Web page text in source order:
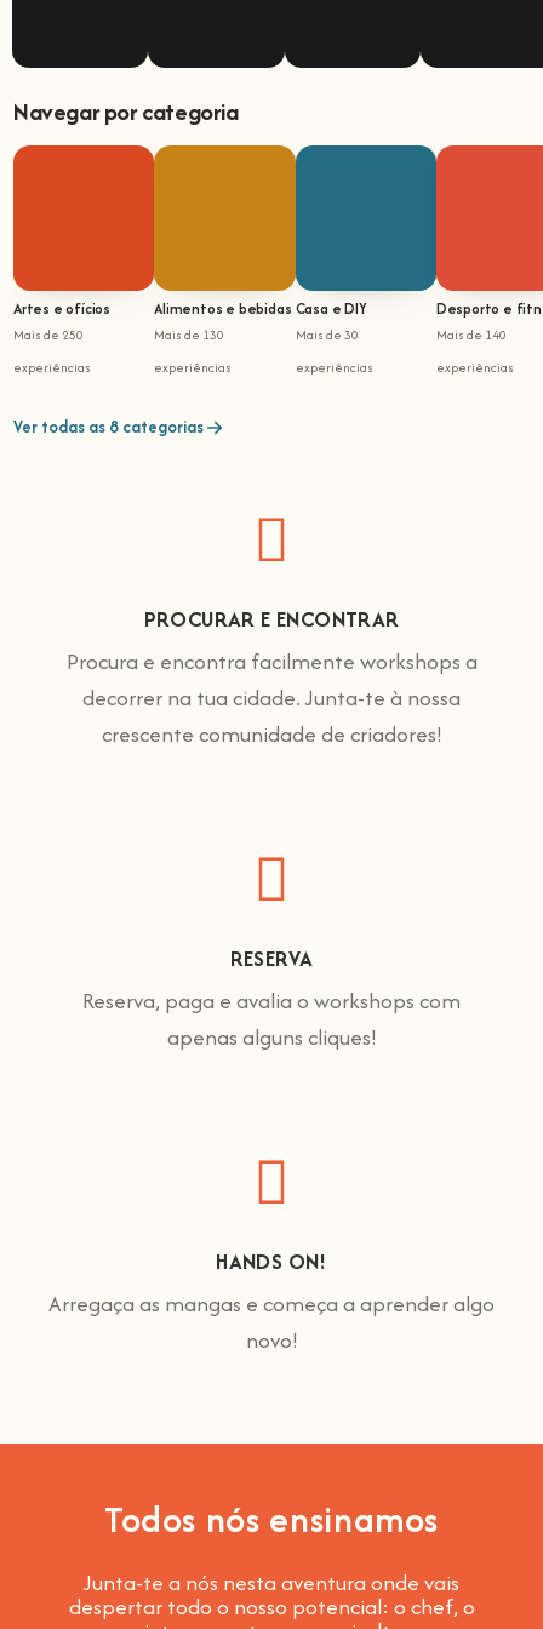
Navegar por categoria
Artes e ofícios
Mais de 250
experiências
Alimentos e bebidas
Mais de 130
experiências
Casa e DIY
Mais de 30
experiências
Desporto e
Mais de 140
experiências
Ver todas as 8 categorias
PROCURAR E ENCONTRAR
Procura e encontra facilmente workshops a
decorrer na tua cidade. Junta-te à nossa
crescente comunidade de criadores!
RESERVA
Reserva, paga e avalia o workshops com
apenas alguns cliques!
HANDS ON!
Arregaça as mangas e começa a aprender algo
novo!
Todos nós ensinamos
Junta-te a nós nesta aventura onde vais
despertar todo o nosso potencial: o chef, o